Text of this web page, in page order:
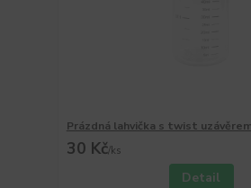
Prázdná lahvička s twist
30 Kč/ks
Detail